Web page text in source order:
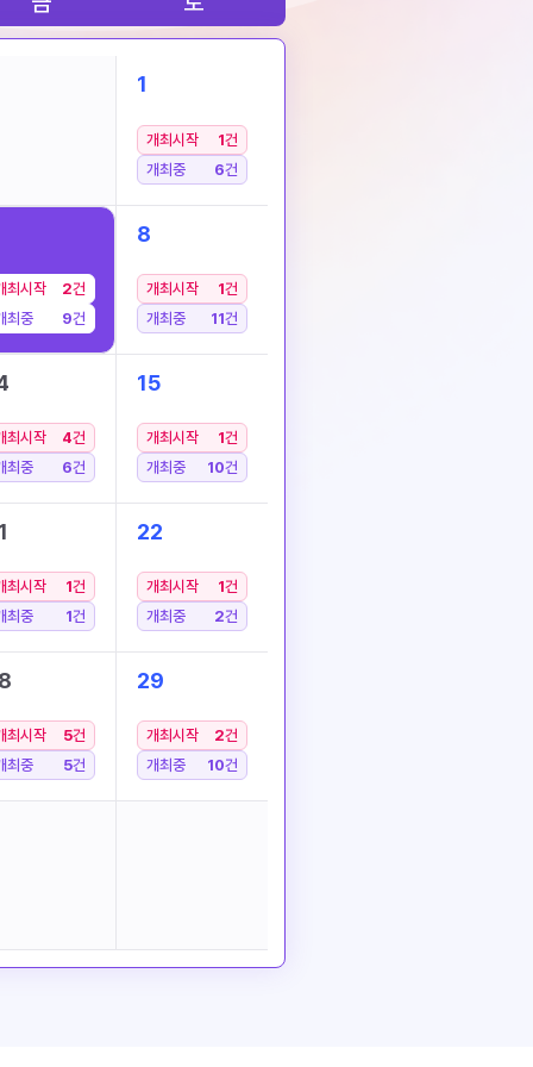
1
개최시작 1건
개최중
6건
최시작 2건
최중
9건
8
개최시작 1건
개최중
11건
최시작 4건
최중
6건
15
개최시작 1건
개최중
10건
최시작 1건
최중
1건
22
개최시작 1건
개최중
2건
최시작 5건
최중
5건
29
개최시작 2건
개최중
10건